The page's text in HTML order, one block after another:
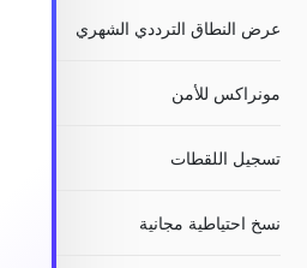
عرض النطاق الترددي الشهري
مونراكس للأمن
تسجيل اللقطات
نسخ احتياطية مجانية